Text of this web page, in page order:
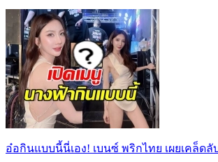
อ๋อกินแบบนี้นี่เอง! เบนซ์ พริกไทย เผยเคล็ดลั